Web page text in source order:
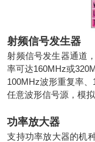
射频信号发生器
射频信号发生器通道
率可达160MHz或
100MHz波形重复率
任意波形信号源，模
功率放大器
支持功率放大器的机